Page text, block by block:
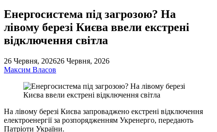
Енергосистема під загрозою? На
лівому березі Києва ввели екстрені
відключення світла
26 Червня, 202626 Червня, 2026
Максим Власов
На лівому березі Києва запроваджено екстрені відключення
електроенергії за розпорядженням Укренерго, передають
Патріоти України.